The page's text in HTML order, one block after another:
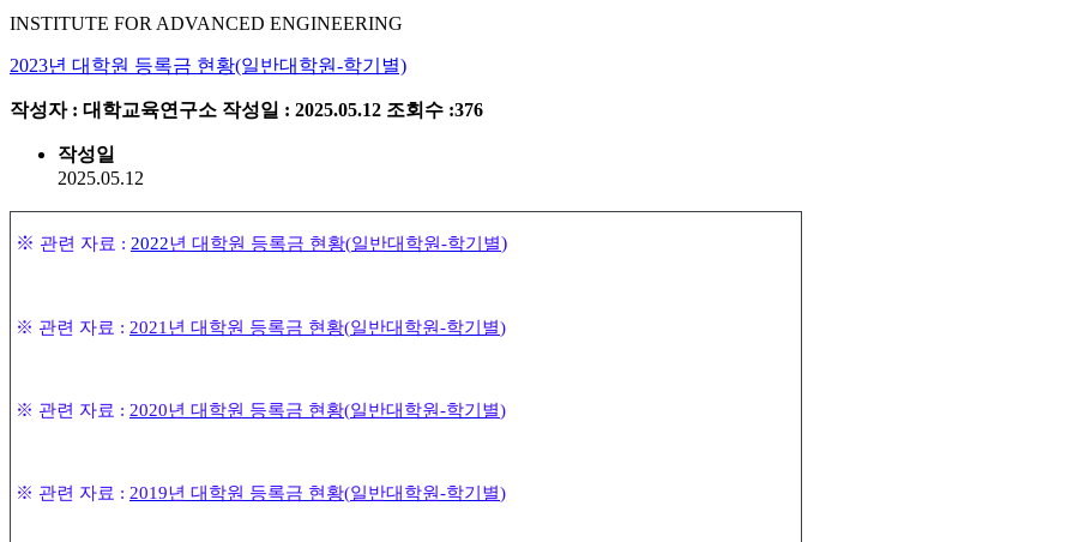
INSTITUTE FOR ADVANCED ENGINEERING
2023년 대학원 등록금 현황(일반대학원-학기별)
작성자 : 대학교육연구소 작성일 : 2025.05.12 조회수 :376
작성일
2025.05.12
※ 관련 자료 : 2022년 대학원 등록금 현황(일반대학원-학기별)
※ 관련 자료 : 2021년 대학원 등록금 현황(일반대학원-학기별)
※ 관련 자료 : 2020년 대학원 등록금 현황(일반대학원-학기별)
※ 관련 자료 : 2019년 대학원 등록금 현황(일반대학원-학기별)